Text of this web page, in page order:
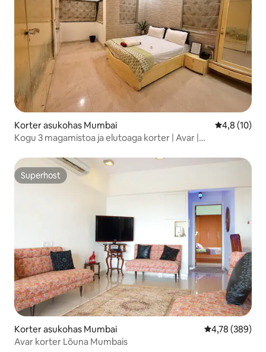
Korter asukohas Mumbai Keskmine
4,8 (10)
Kogu 3 magamistoa ja elutoaga korter | Avar |
Superhost
Superhost
Korter asukohas Mumbai Keskmine
4,78 (389)
Avar korter Lõuna Mumbais